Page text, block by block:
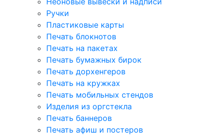
Ручки
Пластиковые карты
Печать блокнотов
Печать на пакетах
Печать бумажных бирок
Печать дорхенгеров
Печать на кружках
Печать мобильных стендов
Изделия из оргстекла
Печать баннеров
Печать афиш и постеров